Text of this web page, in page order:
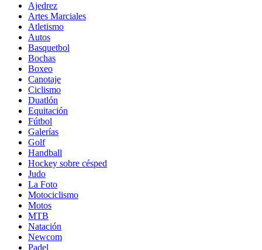
Ajedrez
Artes Marciales
Atletismo
Autos
Basquetbol
Bochas
Boxeo
Canotaje
Ciclismo
Duatlón
Equitación
Fútbol
Galerías
Golf
Handball
Hockey sobre césped
Judo
La Foto
Motociclismo
Motos
MTB
Natación
Newcom
Padel